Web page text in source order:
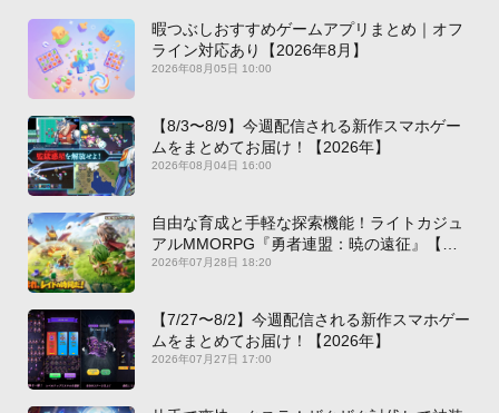
暇つぶしおすすめゲームアプリまとめ｜オフ
ライン対応あり【2026年8月】
2026年08月05日 10:00
【8/3〜8/9】今週配信される新作スマホゲー
ムをまとめてお届け！【2026年】
2026年08月04日 16:00
自由な育成と手軽な探索機能！ライトカジュ
アルMMORPG『勇者連盟：暁の遠征』【最
新作PICKUP】
2026年07月28日 18:20
【7/27〜8/2】今週配信される新作スマホゲー
ムをまとめてお届け！【2026年】
2026年07月27日 17:00